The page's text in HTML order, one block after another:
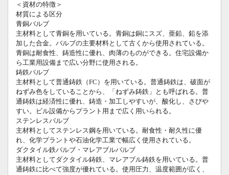
＜資材の特徴＞
材質による区分
青銅バルブ
主材料として青銅を用いている。青銅は銅にスズ、亜鉛、鉛を添
加した合金。バルブの主要材料として古くから使用されている。
青銅は耐食性、鋳造性に優れ、肉薄のものができる。住宅設備か
ら工業用設備まで広い分野に使用される。
鋳鉄バルブ
主材料として普通鋳鉄（FC）を用いている。普通鋳鉄は、破面が
ねずみ色をしていることから、「ねずみ鋳鉄」とも呼ばれる。普
通鋳鉄は経済性に優れ、鋳造・加工しやすいが、酸化し、さびや
すい。ビル設備からプラント用まで広く用いられる。
ステンレスバルブ
主材料としてステンレス鋼を用いている。耐食性・耐久性に優
れ、化学プラントや石油化学工業で幅広く使用されている。
ダクタイル鉄バルブ・マレアブルバルブ
主材料としてダクタイル鋳鉄、マレアブル鋳鉄を用いている。普
通鋳鉄に比べて強度が優れている。使用圧力、温度範囲が広く、